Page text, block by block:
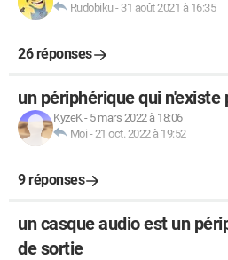
Rudobiku- 31 août 2021 à 16:35
26 réponses
un périphérique qui
KyzeK- 5 mars 2022 à 18:06
Moi -21 oct. 2022 à 19:52
9 réponses
un casque audio est un
de sortie